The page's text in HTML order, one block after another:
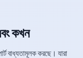
কখন
বাধ্যতামূলক করছে। যারা